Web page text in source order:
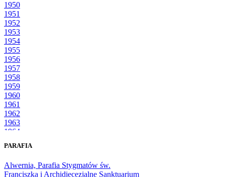
1950
1951
1952
1953
1954
1955
1956
1957
1958
1959
1960
1961
1962
1963
1964
1966
1968
PARAFIA
Alwernia, Parafia Stygmatów św.
Franciszka i Archidiecezjalne Sanktuarium